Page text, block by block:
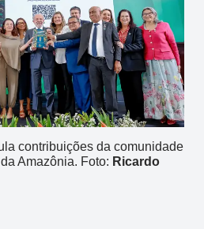
contribuições da comunidade
Amazônia. Foto: Ricardo